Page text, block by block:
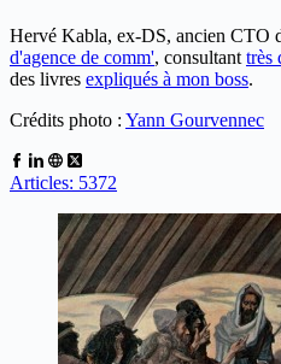
Hervé Kabla, ex-DS, ancien CTO
d'agence de comm', consultant très
des livres expliqués à mon boss.
Crédits photo : Yann Gourvennec
Articles: 5372